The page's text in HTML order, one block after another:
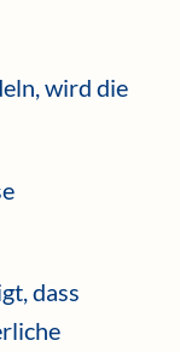
wird die
dass